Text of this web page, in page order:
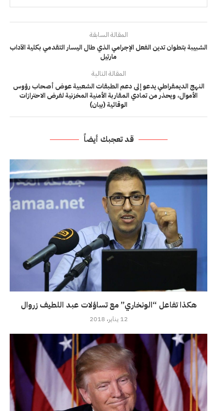
المقالة السابقة
الشبيبة بتطوان تدين الفعل الإجرامي الذي طال اليسار التقدمي بكلية الآداب
مارتيل
المقالة التالية
النهج الديمقراطي يدعو إلى دعم الطبقات الشعبية عوض أصحاب رؤوس
الأموال، ويحذر من تمادي المقاربة الأمنية المخزنية لفرض الاحترازات
الوقائية (بيان)
قد تعجبك أيضاً
هكذا تفاعل “الونخاري” مع تساؤلات عبد اللطيف زروال
12 يناير، 2018